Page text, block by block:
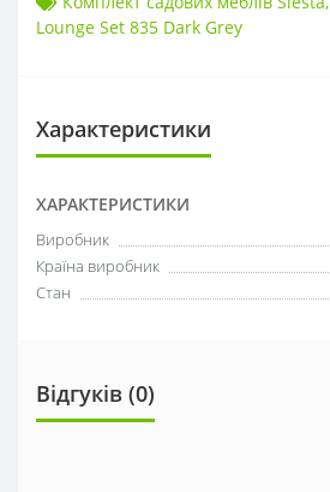
Lounge Set 835 Dark Grey
Характеристики
ХАРАКТЕРИСТИКИ
Виробник
Країна виробник
Стан
Відгуків (0)